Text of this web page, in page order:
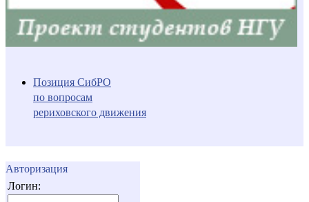
Позиция СибРО
по вопросам
рериховского движения
Авторизация
Логин: